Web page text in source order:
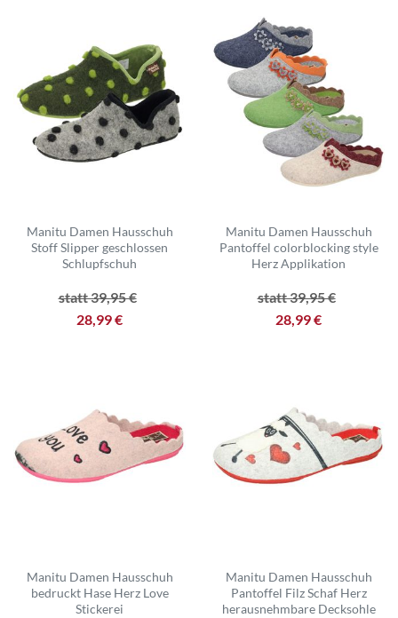
Manitu Damen Hausschuh
Stoff Slipper geschlossen
Schlupfschuh
statt 39,95 €
28,99 €
Manitu Damen Hausschuh
Pantoffel colorblocking style
Herz Applikation
statt 39,95 €
28,99 €
Manitu Damen Hausschuh
bedruckt Hase Herz Love
Stickerei
Manitu Damen Hausschuh
Pantoffel Filz Schaf Herz
herausnehmbare Decksohle